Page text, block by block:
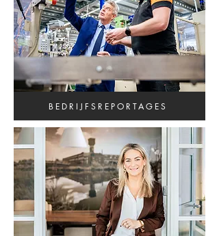
BEDRIJFSREPORTAGES